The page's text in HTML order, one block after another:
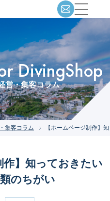
DivingShop
営・集客コラム
集客コラム 【ホームページ制作】
作】知っておきたい
のちがい